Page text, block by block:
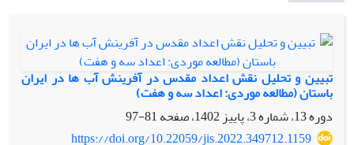
تبیین و تحلیل نقش اعداد مقدس در آفرینش آب ها در ایران
باستان (مطالعه موردی: اعداد سه و هفت)
دوره 13، شماره 3، پاییز 1402، صفحه
81-97
https://doi.org/10.22059/jis.2022.349712.1159